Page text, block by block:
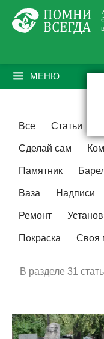
МЕНЮ
Все Статьи
Сделай сам
Памятник
Ваза Надписи
Ремонт
Покраска Своя
В разделе31